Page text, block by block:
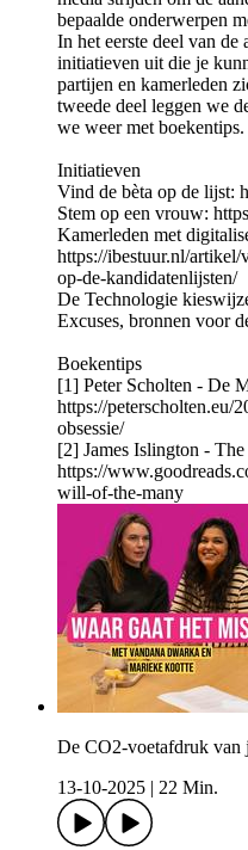
bepaalde onderwerpen
In het eerste deel van
initiatieven uit die je
partijen en kamerleden
tweede deel leggen we
we weer met boekentips.
Initiatieven
Vind de bèta op de lijst:
Stem op een vrouw:
Kamerleden met
https://ibestuur.nl/
op-de-kandidatenlijsten/
De Technologie
Excuses, bronnen voor
Boekentips
[1] Peter Scholten - De
https://peterscholten.eu/
obsessie/
[2] James Islington -
https://
will-of-the-many
De CO2-voetafdruk
13-10-2025
22 Min.